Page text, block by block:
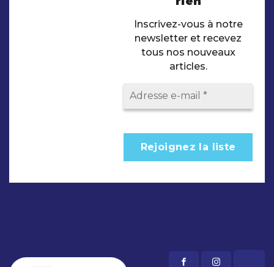
Inscrivez-vous à notre
newsletter et recevez
tous nos nouveaux
articles.